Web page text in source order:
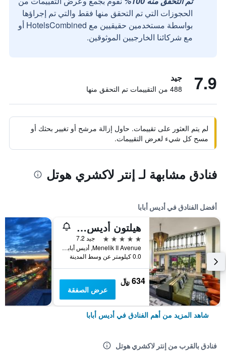
الحجوزات التي تم التحقق منها فقط والتي تم إجراؤها
بواسطة مستخدمين حقيقيين مع HotelsCombined أو
مع شركائنا الخارجيين الموثوقين.
7.9 جيد
488 من التقييمات تم التحقق منها
لم يتم العثور على تقييمات. حاول إزالة مرشح أو تغيير بحثك أو
مسح كل شيء لعرض التقييمات.
فنادق مشابهة لـ إنتر لاكشري هوتل
أفضل الفنادق في أديس أبابا
هيلتون أديس أبابا
5 نجوم
جيد 7.2
Menelik II Avenue, أديس أبابا, أثيوبيا
0.0 كيلومتر عن وسط المدينة
634 ﷼
عرض الصفقة
شاهد المزيد من أهم الفنادق في أديس أبابا
فنادق بالقرب من إنتر لاكشري هوتل